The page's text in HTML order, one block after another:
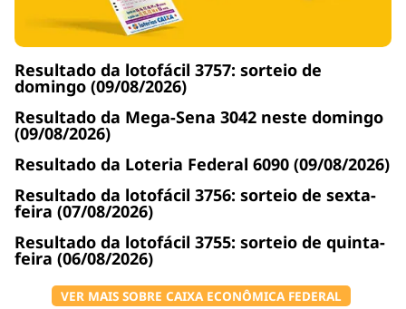
Resultado da lotofácil 3757: sorteio de
domingo (09/08/2026)
Resultado da Mega-Sena 3042 neste domingo
(09/08/2026)
Resultado da Loteria Federal 6090 (09/08/2026)
Resultado da lotofácil 3756: sorteio de sexta-
feira (07/08/2026)
Resultado da lotofácil 3755: sorteio de quinta-
feira (06/08/2026)
VER MAIS SOBRE CAIXA ECONÔMICA FEDERAL